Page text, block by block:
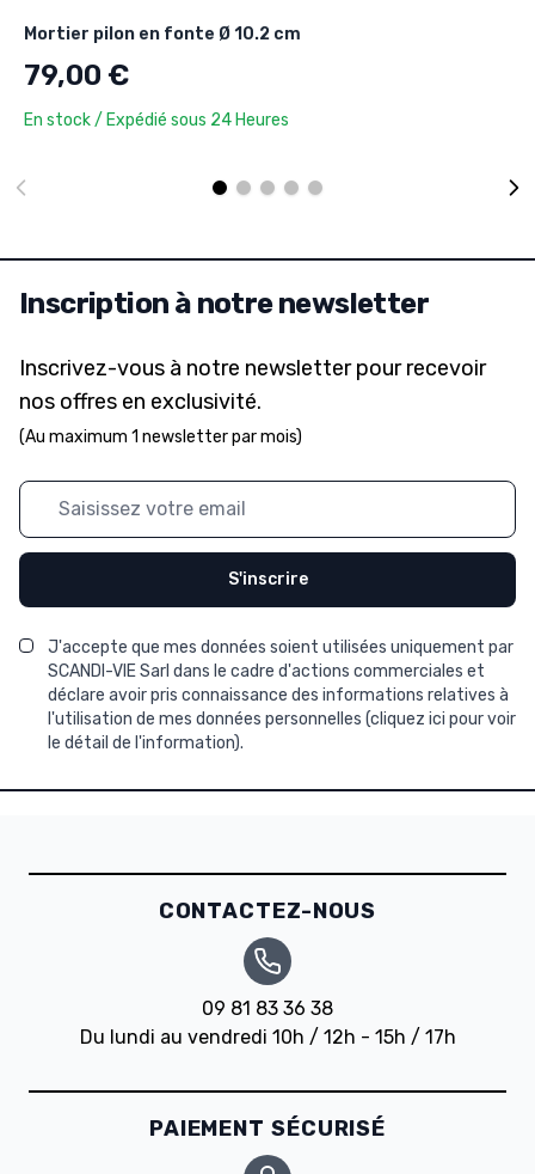
Mortier pilon en fonte Ø 10.2 cm
79,00 €
En stock / Expédié sous 24 Heures
Inscription à notre newsletter
Inscrivez-vous à notre newsletter pour recevoir
nos offres en exclusivité.
(Au maximum 1 newsletter par mois)
Adresse mail
S'inscrire
J'accepte que mes données soient utilisées uniquement par
SCANDI-VIE Sarl dans le cadre d'actions commerciales et
déclare avoir pris connaissance des informations relatives à
l'utilisation de mes données personnelles (cliquez ici pour voir
le détail de l'information).
CONTACTEZ-NOUS
09 81 83 36 38
Du lundi au vendredi 10h / 12h - 15h / 17h
PAIEMENT SÉCURISÉ